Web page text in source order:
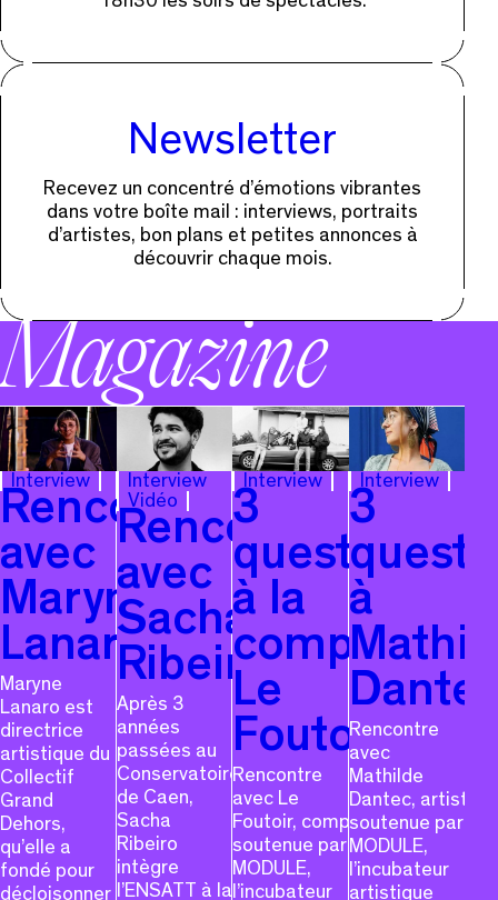
Newsletter
Recevez un concentré d’émotions vibrantes
dans votre boîte mail : interviews, portraits
d’artistes, bon plans et petites annonces à
découvrir chaque mois.
Magazine
Interview
Rencontre
avec
Maryne
Lanaro
Maryne
Lanaro est
directrice
artistique du
Collectif
Grand
Dehors,
qu’elle a
fondé pour
décloisonner
Interview
Vidéo
Rencontre
avec
Sacha
Ribeiro
Après 3
années
passées au
Conservatoire
de Caen,
Sacha
Ribeiro
intègre
l’ENSATT à la
Interview
3
questions
à la
compagnie
Le
Foutoir
Rencontre
avec Le
Foutoir, compagnie
soutenue par
MODULE,
l’incubateur
Interview
3
à
Rencontre
avec
Mathilde
Dantec, artiste
soutenue par
MODULE,
l’incubateur
artistique